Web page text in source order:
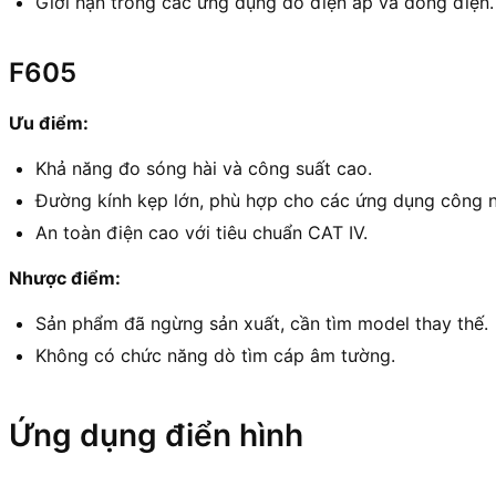
F605
Ưu điểm:
Khả năng đo sóng hài và công suất cao.
Đường kính kẹp lớn, phù hợp cho các ứng dụng công
An toàn điện cao với tiêu chuẩn CAT IV.
Nhược điểm:
Sản phẩm đã ngừng sản xuất, cần tìm model thay thế.
Không có chức năng dò tìm cáp âm tường.
Ứng dụng điển hình